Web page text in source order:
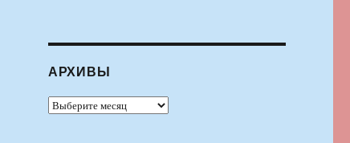
АРХИВЫ
Архивы